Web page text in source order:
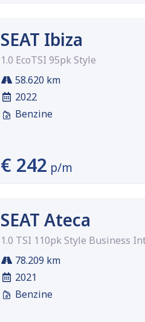
SEAT Ibiza
1.0 EcoTSI 95pk Style
58.620 km
2022
Benzine
€ 242 p/m
SEAT Ateca
1.0 TSI 110pk Style Business
78.209 km
2021
Benzine